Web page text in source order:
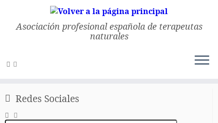
Asociación profesional española de terapeutas
naturales
Inicio
II CONGRESO ANDALUZ DE NATUROPATIA Y
Redes Sociales